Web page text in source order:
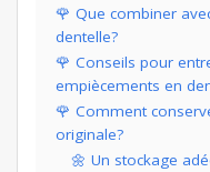
🌹 Que combiner
dentelle?
🌹 Conseils pour
empiècements en
🌹 Comment
originale?
🌼 Un stockage